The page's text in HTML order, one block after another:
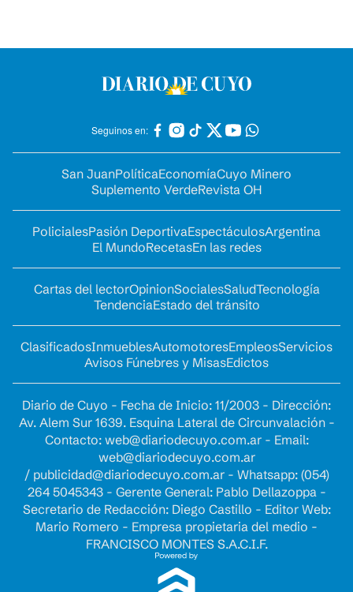
Seguinos en:
San JuanPolíticaEconomíaCuyo Minero
Suplemento VerdeRevista OH
PolicialesPasión DeportivaEspectáculosArgentina
El MundoRecetasEn las redes
Cartas del lectorOpinionSocialesSaludTecnología
TendenciaEstado del tránsito
ClasificadosInmueblesAutomotoresEmpleosServicios
Avisos Fúnebres y MisasEdictos
Diario de Cuyo - Fecha de Inicio: 11/2003 - Dirección:
Av. Alem Sur 1639. Esquina Lateral de Circunvalación -
Contacto: web@diariodecuyo.com.ar- Email:
web@diariodecuyo.com.ar
/ publicidad@diariodecuyo.com.ar- Whatsapp: (054)
264 5045343 - Gerente General: Pablo Dellazoppa -
Secretario de Redacción: Diego Castillo - Editor Web:
Mario Romero - Empresa propietaria del medio -
FRANCISCO MONTES S.A.C.I.F.